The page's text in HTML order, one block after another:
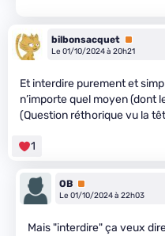
bilbonsacquet Premium
Le 01/10/2024 à 20h21
Et interdire purement et
n’importe quel moyen (dont
(Question réthorique vu la
1
OB Premium
Le 01/10/2024 à 22h03
Mais "interdire" ça veux